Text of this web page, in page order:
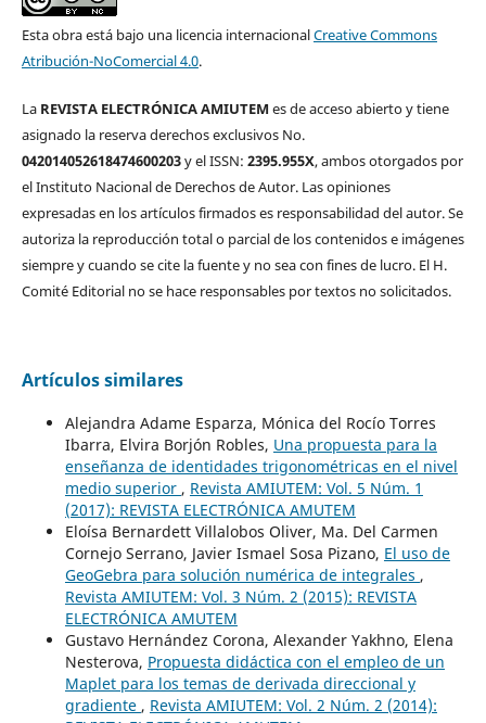
Esta obra está bajo una licencia internacionalCreative Commons
Atribución-NoComercial 4.0.
La REVISTA ELECTRÓNICA AMIUTEM es de acceso abierto y tiene
asignado la reserva derechos exclusivos No.
042014052618474600203y el ISSN: 2395.955X, ambos otorgados por
el Instituto Nacional de Derechos de Autor. Las opiniones
expresadas en los artículos firmados es responsabilidad del autor. Se
autoriza la reproducción total o parcial de los contenidos e imágenes
siempre y cuando se cite la fuente y no sea con fines de lucro. El H.
Comité Editorial no se hace responsables por textos no solicitados.
Artículos similares
Alejandra Adame Esparza, Mónica del Rocío Torres
Ibarra, Elvira Borjón Robles, Una propuesta para la
enseñanza de identidades trigonométricas en el nivel
medio superior , Revista AMIUTEM: Vol. 5 Núm. 1
(2017): REVISTA ELECTRÓNICA AMUTEM
Eloísa Bernardett Villalobos Oliver, Ma. Del Carmen
Cornejo Serrano, Javier Ismael Sosa Pizano, El uso de
GeoGebra para solución numérica de integrales ,
Revista AMIUTEM: Vol. 3 Núm. 2 (2015): REVISTA
ELECTRÓNICA AMUTEM
Gustavo Hernández Corona, Alexander Yakhno, Elena
Nesterova, Propuesta didáctica con el empleo de un
Maplet para los temas de derivada direccional y
gradiente , Revista AMIUTEM: Vol. 2 Núm. 2 (2014):